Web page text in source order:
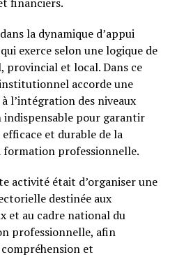
la dynamique d’appui
exerce selon une logique de
et local. Dans ce
accorde une
l’intégration des niveaux
pour garantir
et durable de la
professionnelle.
activité était d’organiser une
destinée aux
et au cadre national du
professionnelle, afin
et